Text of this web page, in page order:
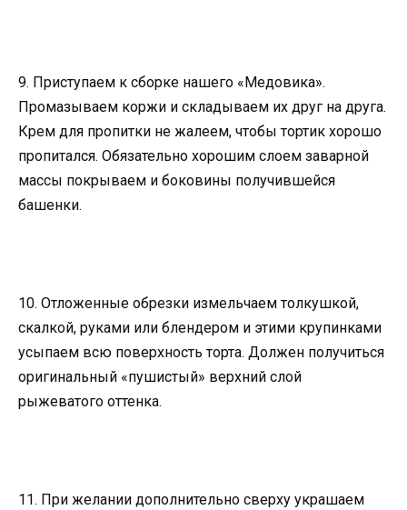
9. Приступаем к сборке нашего «Медовика».
Промазываем коржи и складываем их друг на друга.
Крем для пропитки не жалеем, чтобы тортик хорошо
пропитался. Обязательно хорошим слоем заварной
массы покрываем и боковины получившейся
башенки.
10. Отложенные обрезки измельчаем толкушкой,
скалкой, руками или блендером и этими крупинками
усыпаем всю поверхность торта. Должен получиться
оригинальный «пушистый» верхний слой
рыжеватого оттенка.
11. При желании дополнительно сверху украшаем